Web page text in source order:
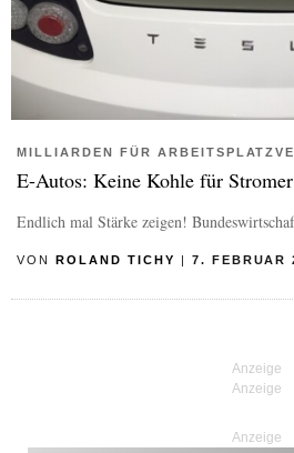
MILLIARDEN FÜR
E-Autos: Keine Kohle für Stromer
Endlich mal Stärke zeigen!
VON ROLAND TICHY | 7. FEBRUAR
Anzeige